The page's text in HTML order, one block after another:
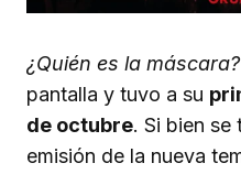
¿Quién es la
pantalla y tuvo a su
de octubre. Si bien se
emisión de la nueva